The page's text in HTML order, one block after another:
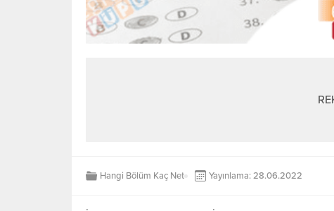
Hangi Bölüm Kaç Net Yayınlama: 28.06.2022